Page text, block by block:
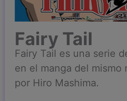
Fairy Tail
Fairy Tail es una serie
en el manga del mismo
por Hiro Mashima.